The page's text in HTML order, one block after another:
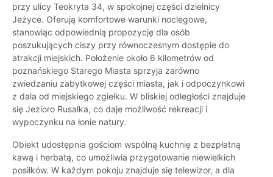
przy ulicy Teokryta 34, w spokojnej części dzielnicy
Jeżyce. Oferują komfortowe warunki noclegowe,
stanowiąc odpowiednią propozycję dla osób
poszukujących ciszy przy równoczesnym dostępie do
atrakcji miejskich. Położenie około 6 kilometrów od
poznańskiego Starego Miasta sprzyja zarówno
zwiedzaniu zabytkowej części miasta, jak i odpoczynkowi
z dala od miejskiego zgiełku. W bliskiej odległości znajduje
się Jezioro Rusałka, co daje możliwość rekreacji i
wypoczynku na łonie natury.
Obiekt udostępnia gościom wspólną kuchnię z bezpłatną
kawą i herbatą, co umożliwia przygotowanie niewielkich
posiłków. W każdym pokoju znajduje się telewizor, a dla